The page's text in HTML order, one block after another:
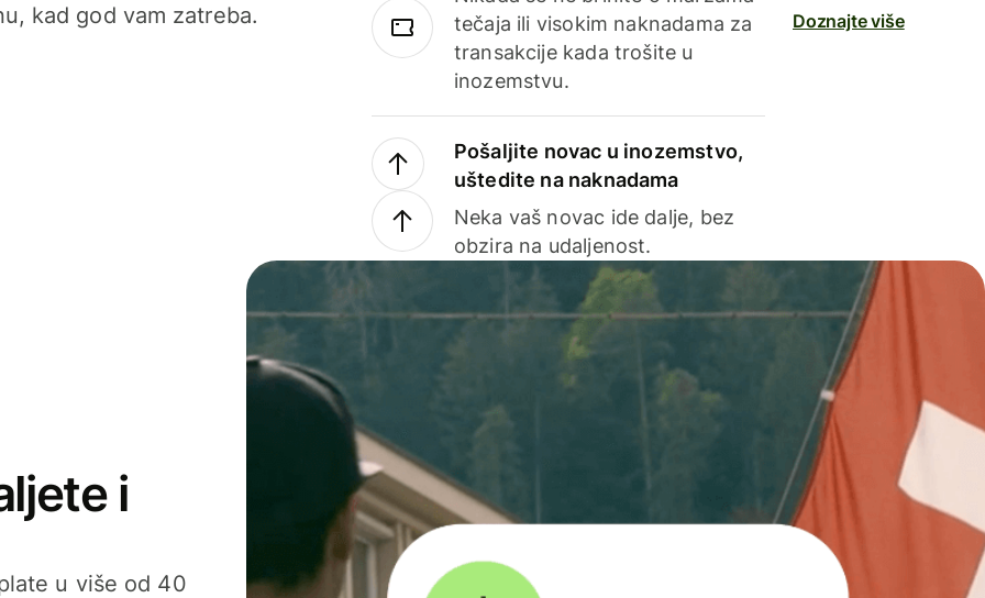
kad god vam zatreba.
tečaja ili visokim naknadama za
transakcije kada trošite u
inozemstvu.
Pošaljite novac u inozemstvo,
uštedite na naknadama
Neka vaš novac ide dalje, bez
obzira na udaljenost.
Doznajte više
i
u više od 40